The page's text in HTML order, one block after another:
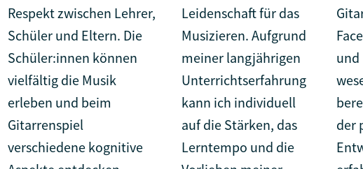
Respekt zwischen Lehrer,
Schüler und Eltern. Die
Schüler:innen können
vielfältig die Musik
erleben und beim
Gitarrenspiel
verschiedene kognitive
Leidenschaft für das
Musizieren. Aufgrund
meiner langjährigen
Unterrichtserfahrung
kann ich individuell
auf die Stärken, das
Lerntempo und die
und
der